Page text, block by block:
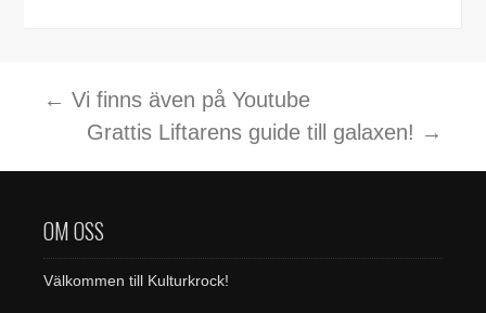
Inläggsnavigering
← Vi finns även på Youtube
Grattis Liftarens guide till galaxen! →
OM OSS
Välkommen till Kulturkrock!